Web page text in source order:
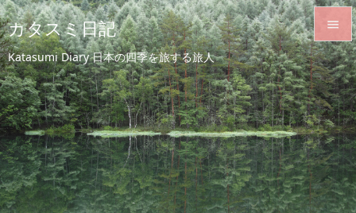
カタスミ日記
Katasumi Diary 日本の四季を旅する旅人


メニュ

サイド

前へ

次へ